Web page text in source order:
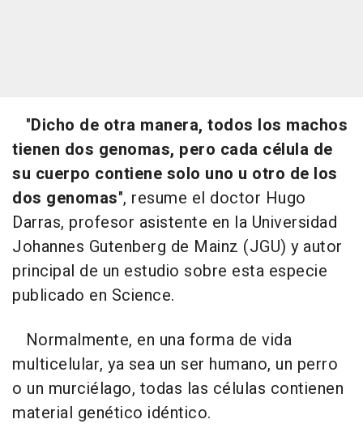
"Dicho de otra manera, todos los machos
tienen dos genomas, pero cada célula de
su cuerpo contiene solo uno u otro de los
dos genomas", resume el doctor Hugo
Darras, profesor asistente en la Universidad
Johannes Gutenberg de Mainz (JGU) y autor
principal de un estudio sobre esta especie
publicado en Science.
Normalmente, en una forma de vida
multicelular, ya sea un ser humano, un perro
o un murciélago, todas las células contienen
material genético idéntico.